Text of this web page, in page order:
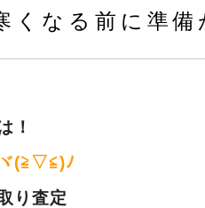
くなる前に準備
！
(≧▽≦)ﾉ
り査定